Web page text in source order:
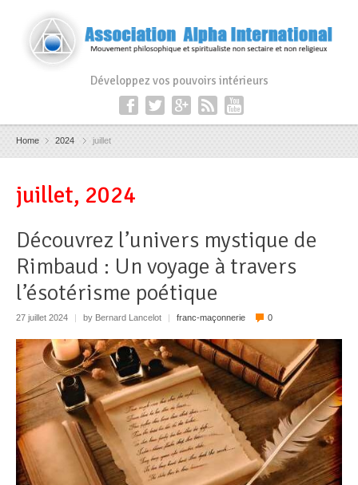
Développez vos pouvoirs intérieurs
Home 2024 juillet
juillet, 2024
Découvrez l’univers mystique de
Rimbaud : Un voyage à travers
l’ésotérisme poétique
27 juillet 2024 by Bernard Lancelot franc-maçonnerie 0